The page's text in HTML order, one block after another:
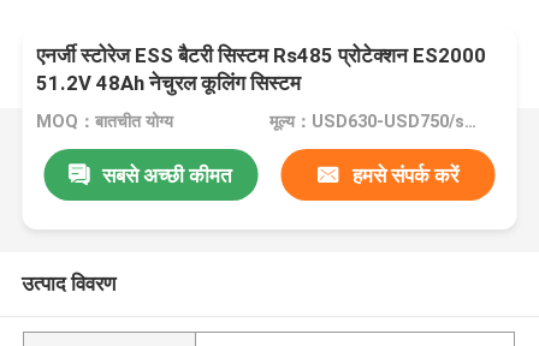
एनर्जी स्टोरेज ESS बैटरी सिस्टम Rs485 प्रोटेक्शन ES2000
51.2V 48Ah नेचुरल कूलिंग सिस्टम
MOQ：बातचीत योग्य मूल्य：USD630-USD750/set
सबसे अच्छी कीमत हमसे संपर्क करें
उत्पाद विवरण